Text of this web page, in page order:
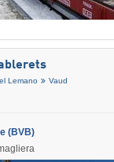
Lemano Vaud
(BVB)